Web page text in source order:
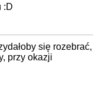
:D
się rozebrać,
przy okazji